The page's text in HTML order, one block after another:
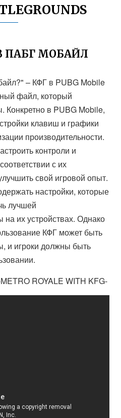
ПАБГ МОБАЙЛ
– КФГ в PUBG Mobile
файл, который
Конкретно в PUBG Mobile,
клавиш и графики
производительности.
контроли и
с их
свой игровой опыт.
настройки, которые
лучшей
на их устройствах. Однако
КФГ может быть
и игроки должны быть
ROYALE WITH KFG-